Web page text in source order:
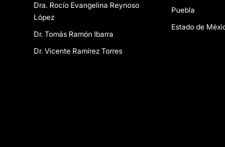
Dra. Rocío Evangelina Reynoso
López
Dr. Tomás Ramón Ibarra
Dr. Vicente Ramírez Torres
Puebla
Estado de